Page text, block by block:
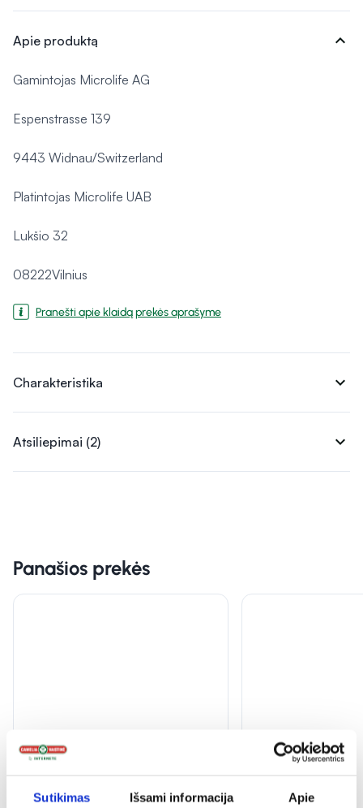
Sutikimas Išsami informacija Apie
Apie produktą expand_more
Gamintojas Microlife AG
Espenstrasse 139
9443 Widnau/Switzerland
Platintojas Microlife UAB
Lukšio 32
08222Vilnius
Pranešti apie klaidą prekės aprašyme
Charakteristika expand_more
Atsiliepimai (2) expand_more
Panašios prekės